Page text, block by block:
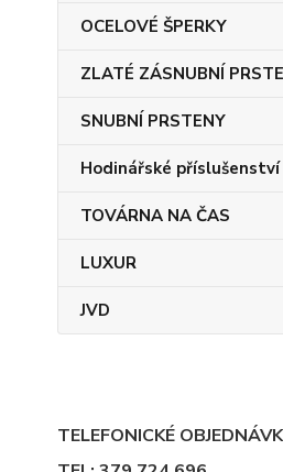
OCELOVÉ ŠPERKY
ZLATÉ ZÁSNUBNÍ
SNUBNÍ PRSTENY
Hodinářské příslušenství
TOVÁRNA NA ČAS
LUXUR
JVD
TELEFONICKÉ